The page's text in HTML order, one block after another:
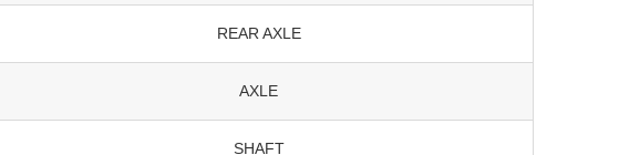
REAR AXLE
AXLE
SHAFT